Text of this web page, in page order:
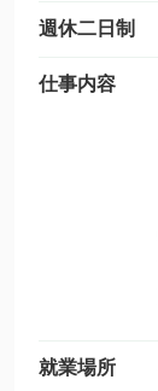
週休二日制
仕事内容
就業場所